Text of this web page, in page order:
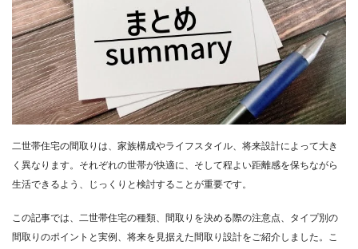
二世帯住宅の間取りは、家族構成やライフスタイル、将来設計によって大き
く異なります。それぞれの世帯が快適に、そして程よい距離感を保ちながら
生活できるよう、じっくりと検討することが重要です。
この記事では、二世帯住宅の種類、間取りを決める際の注意点、タイプ別の
間取りのポイントと実例、将来を見据えた間取り設計をご紹介しました。こ